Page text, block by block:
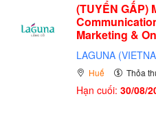
(TUYỂN GẤP)
Marketing &
LAGUNA
Huế Thỏa
Hạn cuối: 30/08/